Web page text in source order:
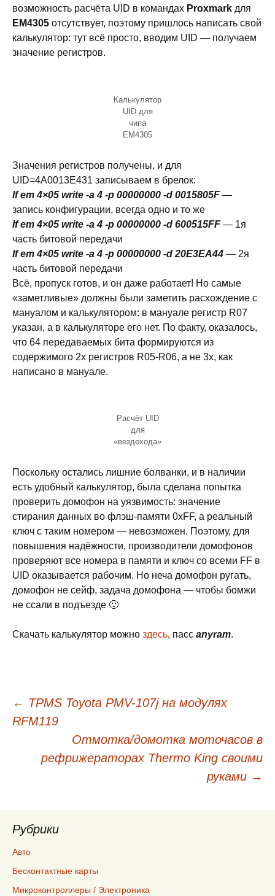
возможность расчёта UID в командах Proxmark для
EM4305 отсутствует, поэтому пришлось написать свой
калькулятор: тут всё просто, вводим UID — получаем
значение регистров.
Калькулятор
UID для
чипа
EM4305
Значения регистров получены, и для
UID=4A0013E431 записываем в брелок:
lf em 4×05 write -a 4 -p 00000000 -d 0015805F —
запись конфигурации, всегда одно и то же
lf em 4×05 write -a 4 -p 00000000 -d 600515FF — 1я
часть битовой передачи
lf em 4×05 write -a 4 -p 00000000 -d 20E3EA44 — 2я
часть битовой передачи
Всё, пропуск готов, и он даже работает! Но самые
«заметливые» должны были заметить расхождение с
мануалом и калькулятором: в мануале регистр R07
указан, а в калькуляторе его нет. По факту, оказалось,
что 64 передаваемых бита формируются из
содержимого 2х регистров R05-R06, а не 3х, как
написано в мануале.
Расчёт UID
для
«вездехода»
Поскольку остались лишние болванки, и в наличии
есть удобный калькулятор, была сделана попытка
проверить домофон на уязвимость: значение
стирания данных во флэш-памяти 0xFF, а реальный
ключ с таким номером — невозможен. Поэтому, для
повышения надёжности, производители домофонов
проверяют все номера в памяти и ключ со всеми FF в
UID оказывается рабочим. Но неча домофон ругать,
домофон не сейф, задача домофона — чтобы бомжи
не ссали в подъезде 🙂
Скачать калькулятор можно здесь, пасс anyram.
Навигация
← TPMS Toyota PMV-107j на модулях
RFM119
Отмотка/домотка моточасов в
рефрижераторах Thermo King своими
руками →
Рубрики
Авто
Бесконтактные карты
Микроконтроллеры / Электроника